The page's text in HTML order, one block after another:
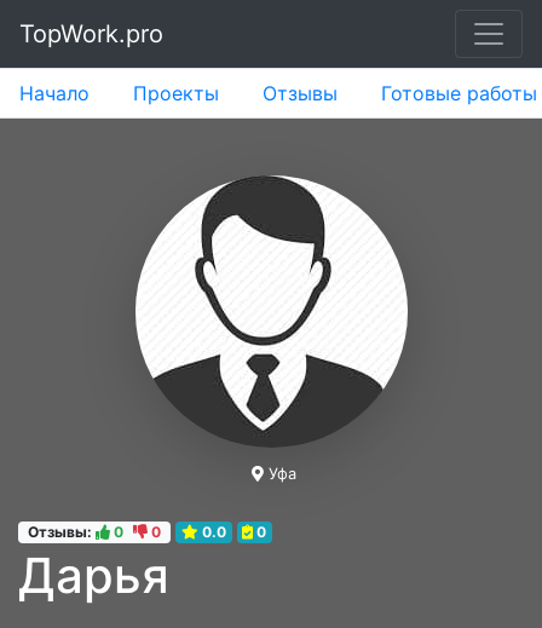
TopWork.pro
Начало Проекты Отзывы Готовые работы
Отзывы: 0 0 0.0 0
Дарья
Уфа